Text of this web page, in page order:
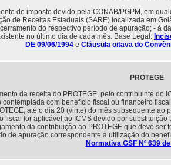
do imposto devido pela CONAB/PGPM, em
de Receitas Estaduais (SARE) localizada em
do respectivo período de apuração; - à
no último dia de cada mês. Base Legal:
DE 09/06/1994e Cláusula oitava do
PROTEGE
da receita do PROTEGE, pelo contribuinte do
contemplada com benefício fiscal ou financeiro
até o dia 20 (vinte) do mês subsequente ao
fiscal for aplicável ao ICMS devido por
da contribuição ao PROTEGE que deve ser
de apuração correspondente à utilização do
Normativa GSF Nº 639